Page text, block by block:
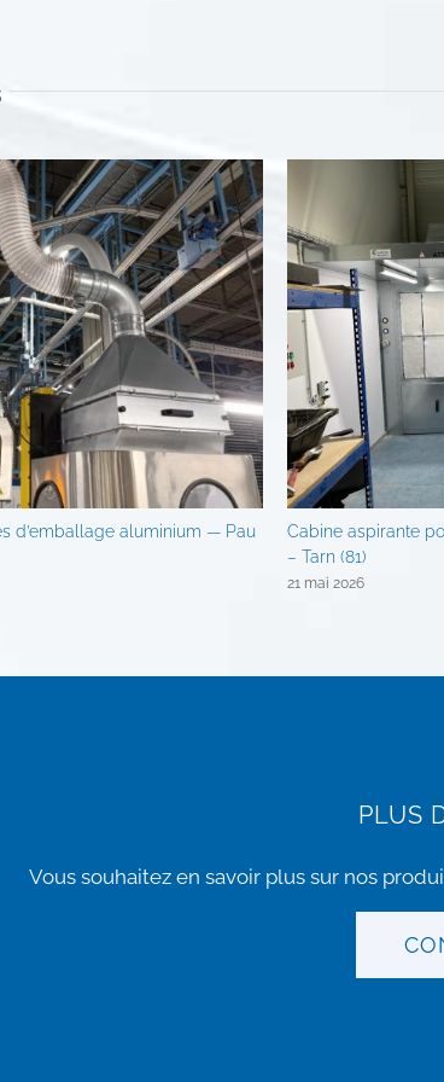
d’emballage aluminium — Pau
Cabine aspirante
– Tarn (81)
21 mai 2026
PLUS
Vous souhaitez en savoir plus sur nos